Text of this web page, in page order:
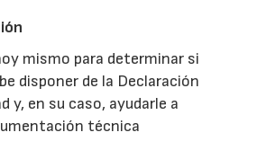
mismo para determinar si
disponer de la Declaración
y, en su caso, ayudarle a
técnica